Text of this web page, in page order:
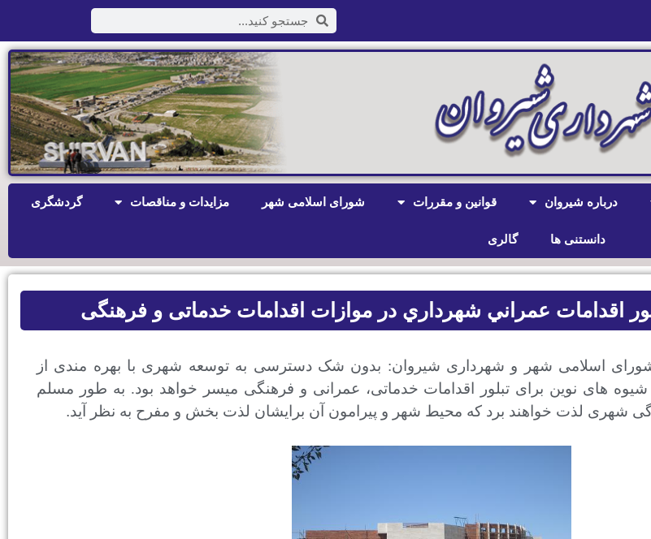
درباره شیروان قوانین و مقررات شورای اسلامی شهر مزایدات و مناقصات گردشگری
دانستنی ها گالری
اقدامات عمراني شهرداري در موازات اقدامات خدماتی و فرهنگی
اسلامی شهر و شهرداری شیروان: بدون شک دسترسی به توسعه شهری با بهره‌ مندی از
های نوین برای تبلور اقدامات خدماتی، عمرانی و فرهنگی میسر خواهد بود. به طور مسلم
شهری لذت خواهند برد که محیط شهر و پیرامون آن برایشان لذت‌ بخش و مفرح به نظر آید.